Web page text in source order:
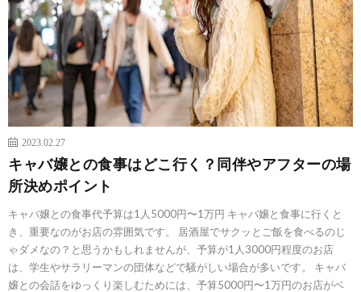
2023.02.27
キャバ嬢との食事はどこ行く？同伴やアフターの場
所決めポイント
キャバ嬢との食事代予算は1人5000円〜1万円 キャバ嬢と食事に行くと
き、重要なのがお店の雰囲気です。 居酒屋でサクッとご飯を食べるのじ
ゃダメなの？と思うかもしれませんが、予算が1人3000円程度のお店
は、学生やサラリーマンの団体などで騒がしい場合が多いです。 キャバ
嬢との会話をゆっくり楽しむためには、予算5000円〜1万円のお店がベ